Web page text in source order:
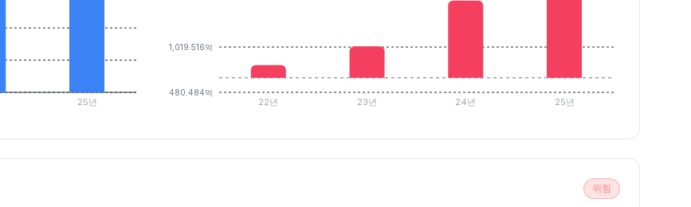
25년 22년 23년 24년 25년
-480.484억
1,019.516억
위험